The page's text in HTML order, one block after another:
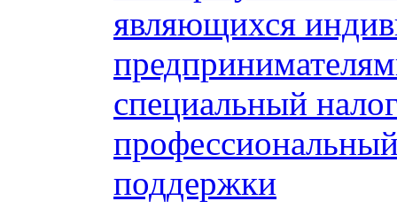
являющихся
специальный
поддержки